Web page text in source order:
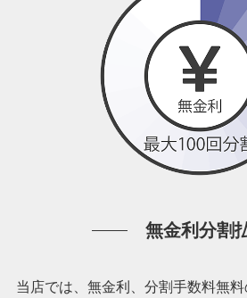
無金利分割
当店では、無金利、分割手数料無